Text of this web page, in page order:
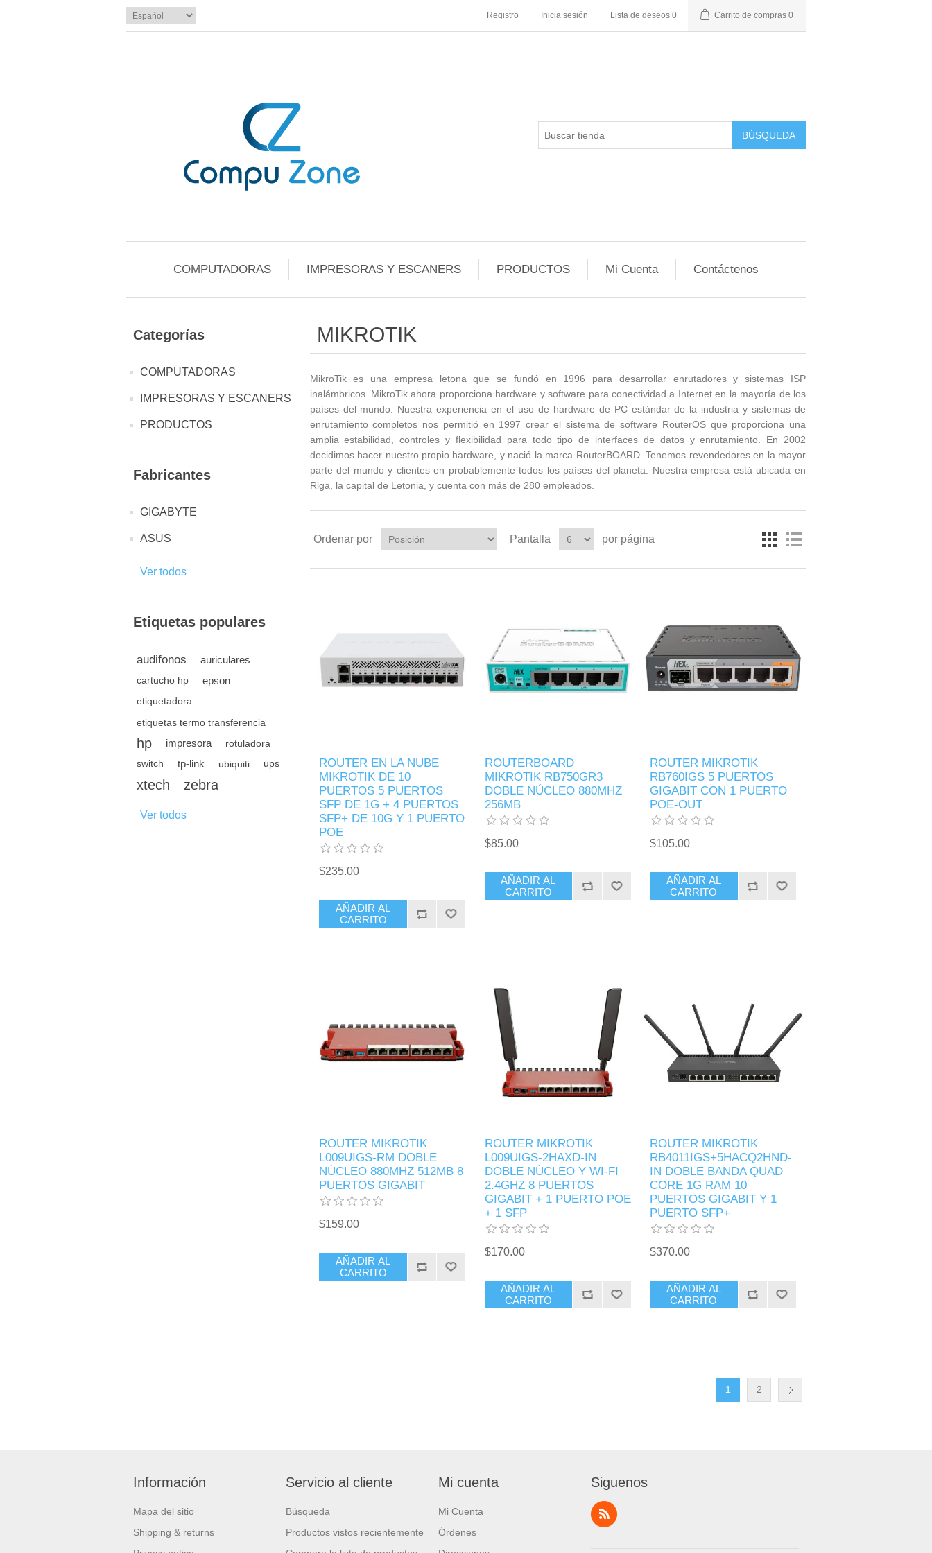
Registro Inicia sesión Lista de deseos 0 Carrito de compras 0
BÚSQUEDA
COMPUTADORAS IMPRESORAS Y ESCANERS PRODUCTOS Mi Cuenta Contáctenos
Categorías
COMPUTADORAS
IMPRESORAS Y ESCANERS
PRODUCTOS
Fabricantes
GIGABYTE
ASUS
Ver todos
Etiquetas populares
audifonos auriculares
cartucho hp epson
etiquetadora
etiquetas termo transferencia
hp impresora rotuladora
switch tp-link ubiquiti ups
xtech zebra
Ver todos
MIKROTIK
MikroTik es una empresa letona que se fundó en 1996 para desarrollar enrutadores y sistemas ISP
inalámbricos. MikroTik ahora proporciona hardware y software para conectividad a Internet en la mayoría de los
países del mundo. Nuestra experiencia en el uso de hardware de PC estándar de la industria y sistemas de
enrutamiento completos nos permitió en 1997 crear el sistema de software RouterOS que proporciona una
amplia estabilidad, controles y flexibilidad para todo tipo de interfaces de datos y enrutamiento. En 2002
decidimos hacer nuestro propio hardware, y nació la marca RouterBOARD. Tenemos revendedores en la mayor
parte del mundo y clientes en probablemente todos los países del planeta. Nuestra empresa está ubicada en
Riga, la capital de Letonia, y cuenta con más de 280 empleados.
Ordenar por Pantalla por página
ROUTER EN LA NUBE
MIKROTIK DE 10
PUERTOS 5 PUERTOS
SFP DE 1G + 4 PUERTOS
SFP+ DE 10G Y 1 PUERTO
POE
$235.00
AÑADIR AL
CARRITO
ROUTERBOARD
MIKROTIK RB750GR3
DOBLE NÚCLEO 880MHZ
256MB
$85.00
AÑADIR AL
CARRITO
ROUTER MIKROTIK
RB760IGS 5 PUERTOS
GIGABIT CON 1 PUERTO
POE-OUT
$105.00
AÑADIR AL
CARRITO
ROUTER MIKROTIK
L009UIGS-RM DOBLE
NÚCLEO 880MHZ 512MB 8
PUERTOS GIGABIT
$159.00
AÑADIR AL
CARRITO
ROUTER MIKROTIK
L009UIGS-2HAXD-IN
DOBLE NÚCLEO Y WI-FI
2.4GHZ 8 PUERTOS
GIGABIT + 1 PUERTO POE
+ 1 SFP
$170.00
AÑADIR AL
CARRITO
ROUTER MIKROTIK
RB4011IGS+5HACQ2HND-
IN DOBLE BANDA QUAD
CORE 1G RAM 10
PUERTOS GIGABIT Y 1
PUERTO SFP+
$370.00
AÑADIR AL
CARRITO
1 2
Información
Mapa del sitio
Shipping & returns
Servicio al cliente
Búsqueda
Productos vistos recientemente
Mi cuenta
Mi Cuenta
Órdenes
Siguenos